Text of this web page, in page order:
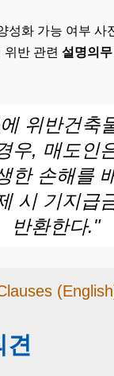
성화 가능 여부 사
위반 관련설명의
위반건축
우, 매도인
한 손해를
시 기지급
반환한다."
견